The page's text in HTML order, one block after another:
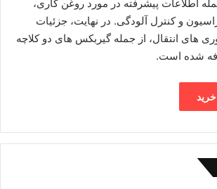
اطلاعات پیشرفته در مورد روغن کاری،
و کنترل آلودگی. در نهایت، جزئیات
های انتقال، از جمله گیربکس های دو کلاچه
شده است.